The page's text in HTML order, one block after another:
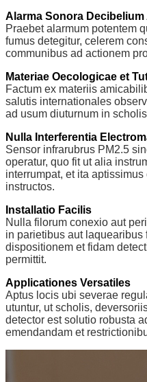
Alarma Sonora
Praebet alarmum potentem
fumus detegitur, celerem
communibus ad actionem
Materiae Oecologicae et
Factum ex materiis
salutis internationales
ad usum diuturnum in
Nulla Interferentia
Sensor infrarubrus PM2.5
operatur, quo fit ut alia
interrumpat, et ita
instructos.
Installatio Facilis
Nulla filorum conexio aut
in parietibus aut laquearibus
dispositionem et fidam
permittit.
Applicationes Versatiles
Aptus locis ubi severae
utuntur, ut scholis,
detector est solutio robusta
emendandam et